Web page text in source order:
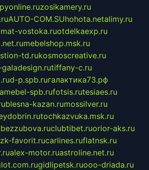
zosikamery.ru
AUTO-COM.SUhohota.netalimy.ru
vostoka.ruotdelkaexp.ru
mebelshop.msk.ru
td.rukosmoscreative.ru
tiffany-c.ru
d-p.spb.ruгалактика73.рф
spb.rufotsis.rutesiaes.ru
blesna-kazan.rumossilver.ru
tochkazvuka.msk.ru
bezzubova.ruclubtibet.ruorior-aks.ru
favorit.rucarlines.ruflatnsk.ru
alex-motor.ruastroline.net.ru
gidlipetsk.ruooo-driada.ru